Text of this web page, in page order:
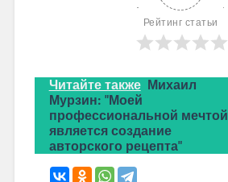
Рейтинг статьи
Читайте также Михаил
Мурзин: "Моей
профессиональной мечтой
является создание
авторского рецепта"